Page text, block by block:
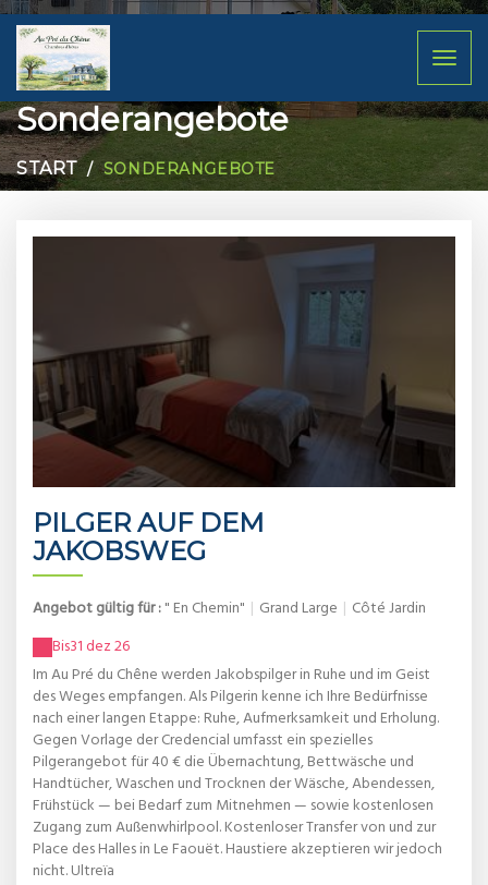
Sonderangebote
START SONDERANGEBOTE
PILGER AUF DEM
JAKOBSWEG
Angebot gültig für :" En Chemin" | Grand Large | Côté Jardin
Bis31 dez 26
Im Au Pré du Chêne werden Jakobspilger in Ruhe und im Geist
des Weges empfangen. Als Pilgerin kenne ich Ihre Bedürfnisse
nach einer langen Etappe: Ruhe, Aufmerksamkeit und Erholung.
Gegen Vorlage der Credencial umfasst ein spezielles
Pilgerangebot für 40 € die Übernachtung, Bettwäsche und
Handtücher, Waschen und Trocknen der Wäsche, Abendessen,
Frühstück — bei Bedarf zum Mitnehmen — sowie kostenlosen
Zugang zum Außenwhirlpool. Kostenloser Transfer von und zur
Place des Halles in Le Faouët. Haustiere akzeptieren wir jedoch
nicht. Ultreïa